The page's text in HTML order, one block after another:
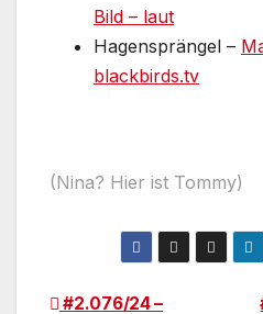
Bild – laut
Hagensprängel –
blackbirds.tv
(Nina? Hier ist Tommy)
#2.076/24 –